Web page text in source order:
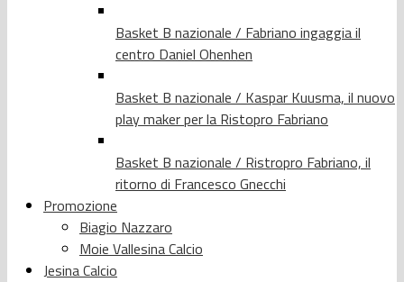
Basket B nazionale / Fabriano ingaggia il
centro Daniel Ohenhen
Basket B nazionale / Kaspar Kuusma, il nuovo
play maker per la Ristopro Fabriano
Basket B nazionale / Ristropro Fabriano, il
ritorno di Francesco Gnecchi
Promozione
Biagio Nazzaro
Moie Vallesina Calcio
Jesina Calcio